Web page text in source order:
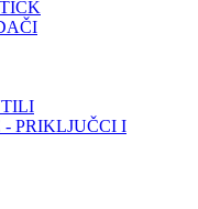
PRIKLJUČCI I